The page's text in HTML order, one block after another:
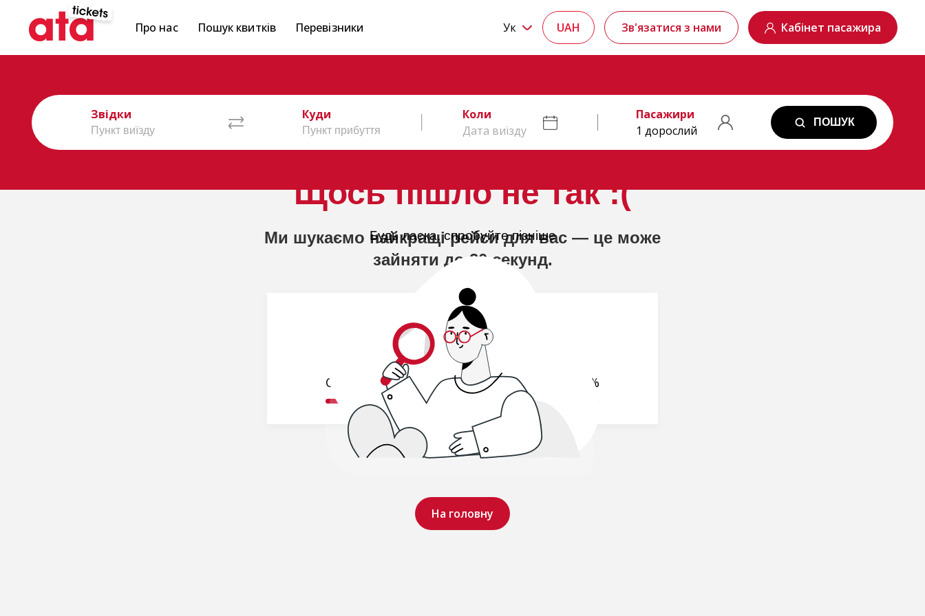
Щось пішло не так :(
Будь ласка, спробуйте пізніше
На головну
Про нас Пошук квитків Перевізники Ук UAH Зв'язатися з нами Кабінет пасажира
Звідки Куди
Коли
Дата виїзду
Пасажири
1 дорослий
ПОШУК
Ми шукаємо найкращі рейси для вас — це може
зайняти до 20 секунд.
Обробляємо ваш запит.. 19%